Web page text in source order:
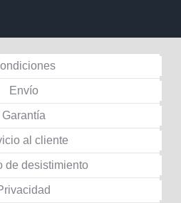
Envío
Garantía
al cliente
de desistimiento